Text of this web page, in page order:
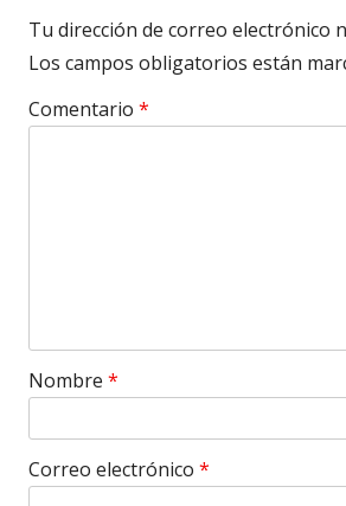
Tu dirección de correo electrónico
Los campos obligatorios están
Comentario *
Nombre *
Correo electrónico *